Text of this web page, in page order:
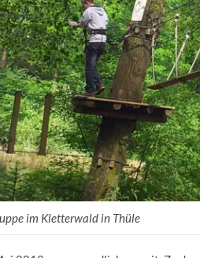
im Kletterwald in Thüle